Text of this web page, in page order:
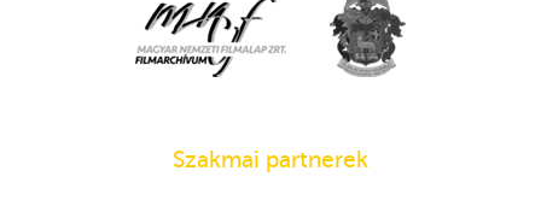
Szakmai partnerek